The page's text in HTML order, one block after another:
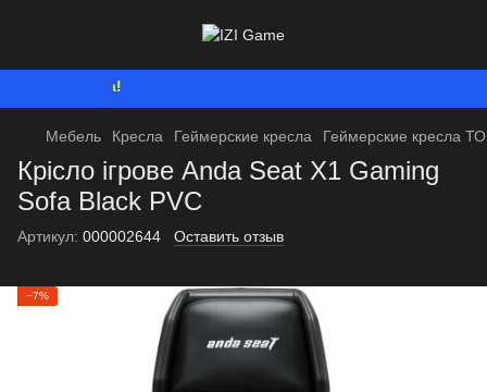
Мебель Кресла Геймерские кресла Геймерские кресла
Крісло ігрове Anda Seat X1 Gaming
Sofa Black PVC
Артикул: 000002644 Оставить отзыв
−7%